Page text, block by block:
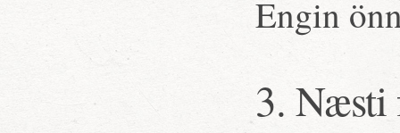
Engin
3. Næsti